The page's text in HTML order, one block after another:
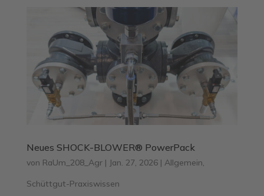
Neues SHOCK-BLOWER® PowerPack
von RaUm_208_Agr| Jan. 27, 2026| Allgemein,
Schüttgut-Praxiswissen